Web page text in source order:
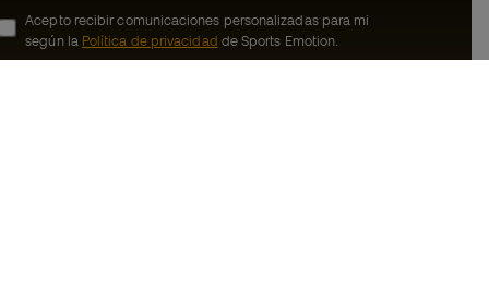
Acepto recibir comunicaciones personalizadas para mi
según la Política de privacidad de Sports Emotion.